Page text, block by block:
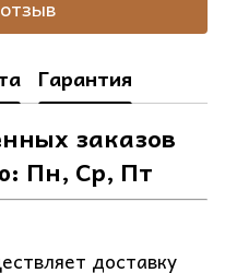
Гарантия
заказов
Пн, Ср, Пт
доставку